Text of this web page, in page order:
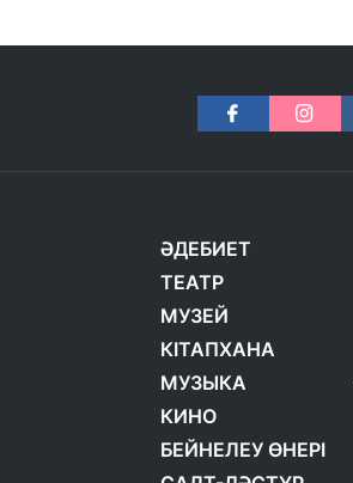
ӘДЕБИЕТ
ТЕАТР
МУЗЕЙ
КІТАПХАНА
МУЗЫКА
КИНО
БЕЙНЕЛЕУ ӨНЕРІ